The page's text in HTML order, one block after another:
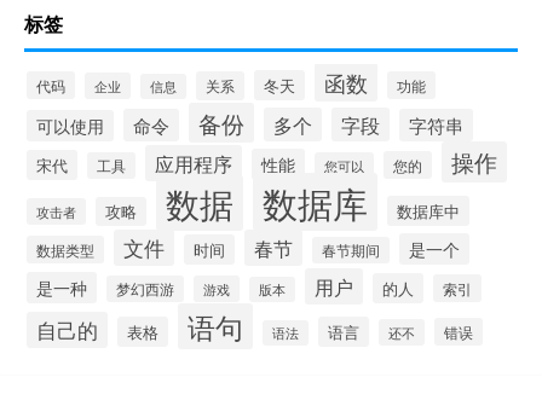
标签
代码 企业 信息 关系 冬天 函数 功能
可以使用 命令 备份 多个 字段 字符串
宋代 工具 应用程序 性能 您可以 您的 操作
攻击者 攻略 数据 数据库 数据库中
数据类型 文件 时间 春节 春节期间
是一个
是一种
梦幻西游 游戏 版本 用户 的人 索引
自己的 表格 语句 语法 语言 还不 错误